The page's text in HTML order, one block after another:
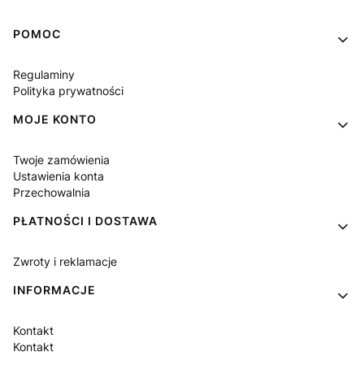
Linki w stopce
POMOC
Regulaminy
Polityka prywatności
MOJE KONTO
Twoje zamówienia
Ustawienia konta
Przechowalnia
PŁATNOŚCI I DOSTAWA
Zwroty i reklamacje
INFORMACJE
Kontakt
Kontakt